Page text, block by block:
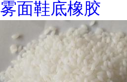
雾面鞋底橡胶